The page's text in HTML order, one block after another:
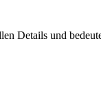
Details und